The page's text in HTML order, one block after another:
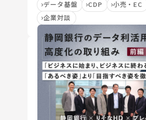
データ基盤
CDP
小売・EC
企業対談